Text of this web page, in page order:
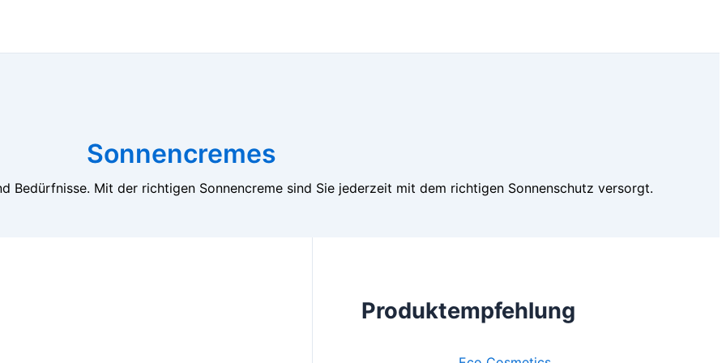
Sonnencremes
Bedürfnisse. Mit der richtigen Sonnencreme sind Sie jederzeit mit dem richtigen Sonnenschutz versorgt.
Produktempfehlung